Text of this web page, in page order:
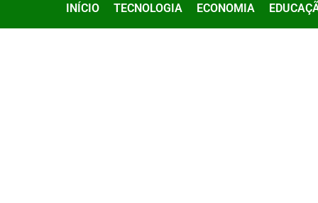
INÍCIO TECNOLOGIA ECONOMIA